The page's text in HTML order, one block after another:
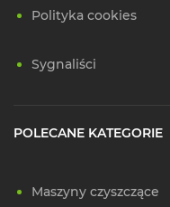
Polityka cookies
Sygnaliści
POLECANE KATEGORIE
Maszyny czyszczące